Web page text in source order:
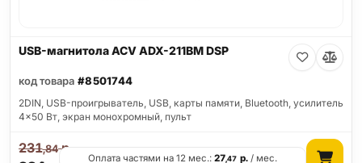
USB-магнитола ACV ADX-211BM DSP
код товара #8501744
2DIN, USB-проигрыватель, USB, карты памяти, Bluetooth, усилитель
4x50 Вт, экран монохромный, пульт
231,84р.
Оплата частями на 12 мес.:27,47 р./ мес.